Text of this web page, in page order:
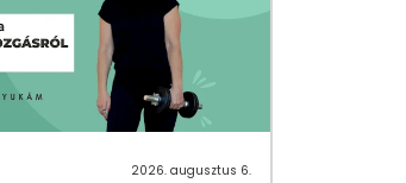
2026. augusztus 6.